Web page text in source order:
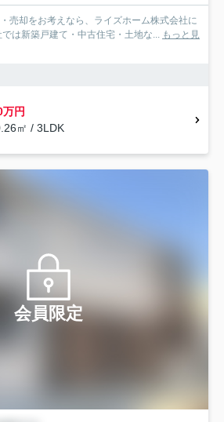
売却をお考えなら、ライズホーム株式会社に
は新築戸建て・中古住宅・土地な... もっと見
円
㎡ / 3LDK
会員限定